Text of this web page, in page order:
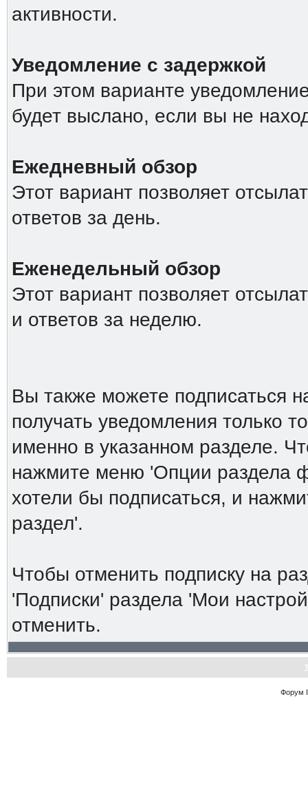
активности.
Уведомление с задержкой
При этом варианте
будет выслано, если вы не
Ежедневный обзор
Этот вариант позволяет
ответов за день.
Еженедельный обзор
Этот вариант позволяет
и ответов за неделю.
Вы также можете подписаться
получать уведомления только
именно в указанном разделе.
нажмите меню 'Опции раздела
хотели бы подписаться, и
раздел'.
Чтобы отменить подписку на
'Подписки' раздела 'Мои
отменить.
Форум